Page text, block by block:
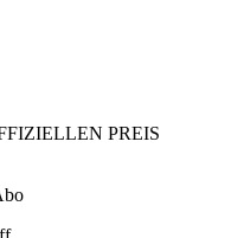
PREIS